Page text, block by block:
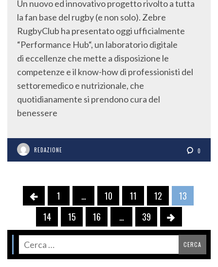
Un nuovo ed innovativo progetto rivolto a tutta
la fan base del rugby (e non solo). Zebre
RugbyClub ha presentato oggi ufficialmente
“Performance Hub“, un laboratorio digitale
di eccellenze che mette a disposizione le
competenze e il know-how di professionisti del
settoremedico e nutrizionale, che
quotidianamente si prendono cura del
benessere
REDAZIONE 0
1 … 10 11 12
13
14
15 16 … 39